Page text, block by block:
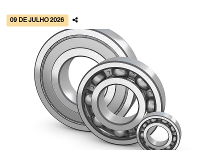
09 DE JULHO 2026